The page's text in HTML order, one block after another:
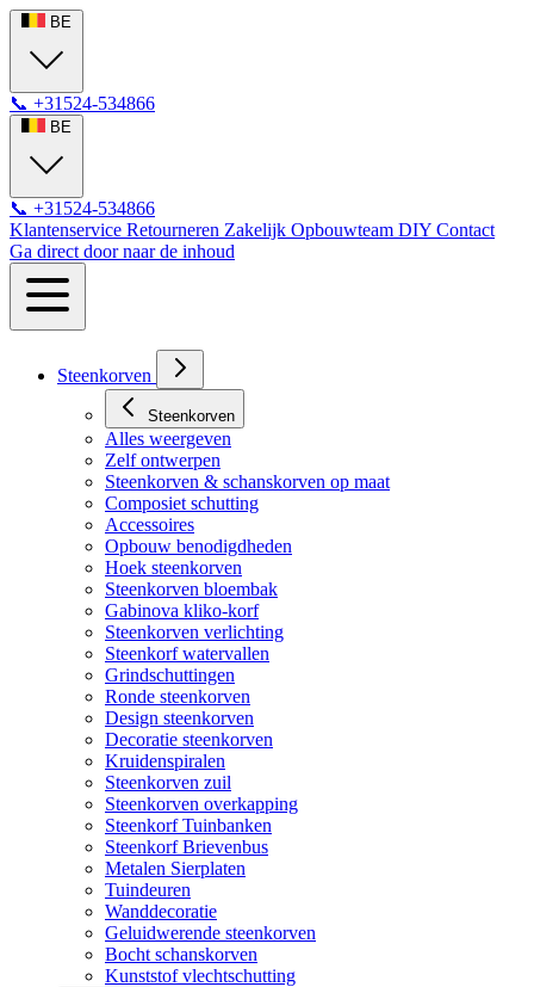
BE
📞 +31524-534866
BE
📞 +31524-534866
Klantenservice Retourneren Zakelijk Opbouwteam DIY Contact
Ga direct door naar de inhoud
Steenkorven
Steenkorven
Alles weergeven
Zelf ontwerpen
Steenkorven & schanskorven op maat
Composiet schutting
Accessoires
Opbouw benodigdheden
Hoek steenkorven
Steenkorven bloembak
Gabinova kliko-korf
Steenkorven verlichting
Steenkorf watervallen
Grindschuttingen
Ronde steenkorven
Design steenkorven
Decoratie steenkorven
Kruidenspiralen
Steenkorven zuil
Steenkorven overkapping
Steenkorf Tuinbanken
Steenkorf Brievenbus
Metalen Sierplaten
Tuindeuren
Wanddecoratie
Geluidwerende steenkorven
Bocht schanskorven
Kunststof vlechtschutting